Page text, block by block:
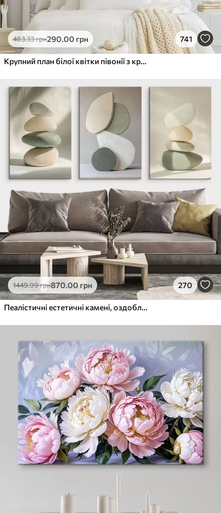
483.33грн290.00 грн 741
Крупний план білої квітки півонії з крапельками води на пелюстках на розмитому фоні
1449.99грн870.00 грн 270
Пеалістичні естетичні камені, оздоблення будинку, природне освітлення